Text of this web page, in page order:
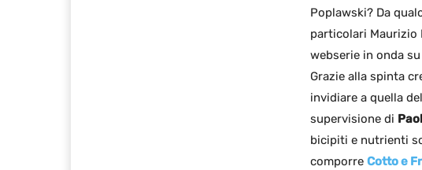
Poplawski? Da
particolari Maurizio
webserie in onda
Grazie alla spinta
invidiare a quella
supervisione di
bicipiti e nutrienti
comporre Cotto e